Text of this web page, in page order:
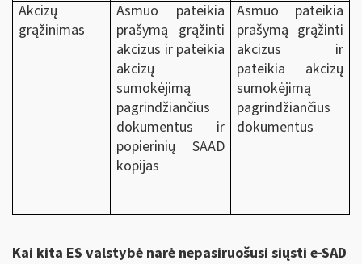
Akcizų
grąžinimas
Asmuo pateikia
prašymą grąžinti
akcizus ir pateikia
akcizų
sumokėjimą
pagrindžiančius
dokumentus ir
popierinių SAAD
kopijas
Asmuo pateikia
prašymą grąžinti
akcizus ir
pateikia akcizų
sumokėjimą
pagrindžiančius
dokumentus
Kai kita ES valstybė narė nepasiruošusi siųsti e-SAD